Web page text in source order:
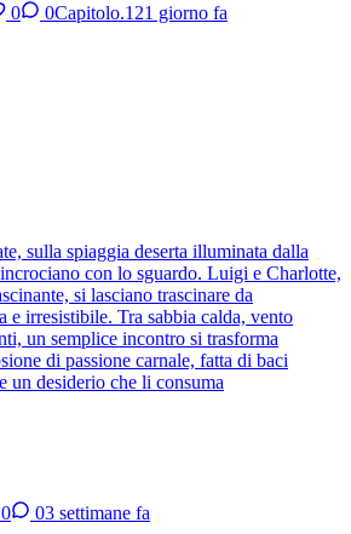
0 0Capitolo.121 giorno fa
sulla spiaggia deserta illuminata dalla
con lo sguardo. Luigi e Charlotte,
si lasciano trascinare da
e irresistibile. Tra sabbia calda, vento
un semplice incontro si trasforma
di passione carnale, fatta di baci
un desiderio che li consuma
0 03 settimane fa